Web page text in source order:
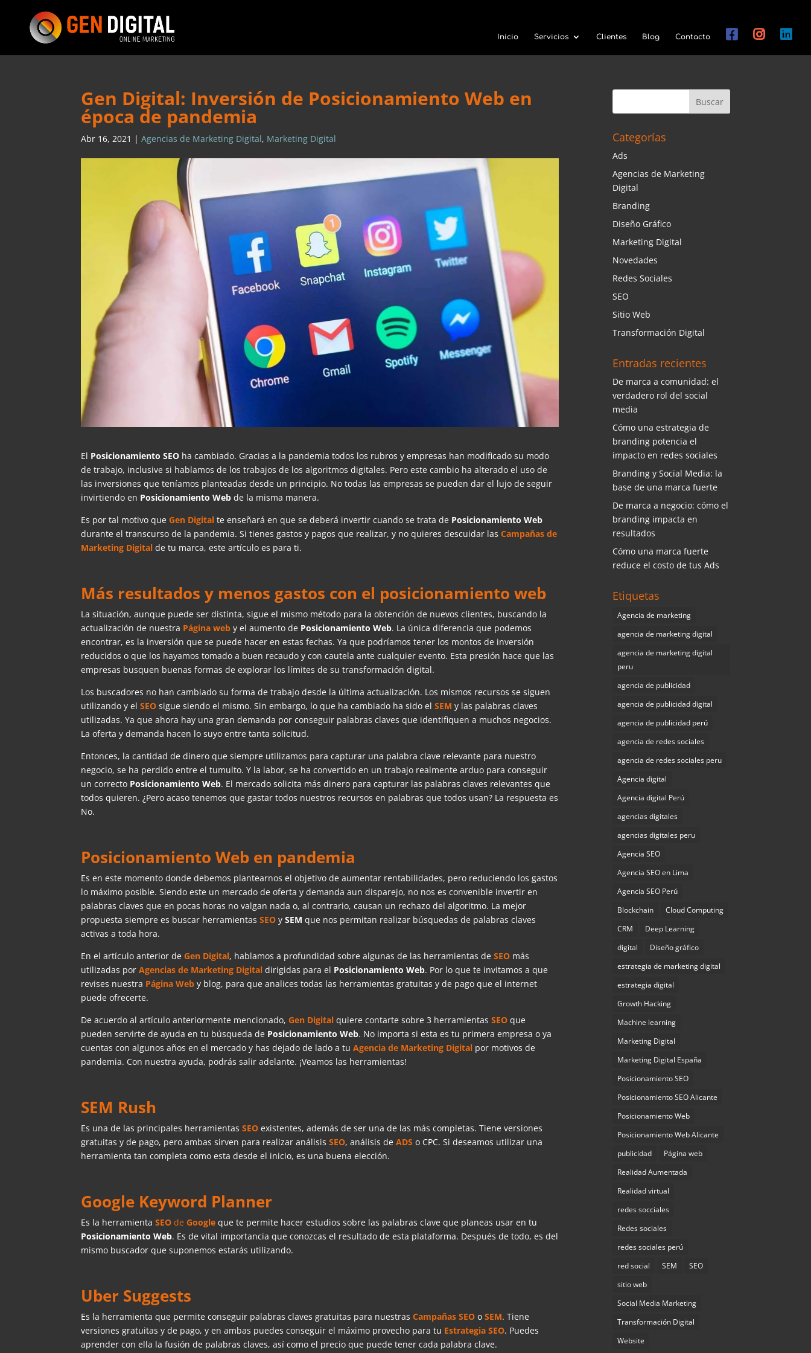
Inicio Servicios Clientes Blog Contacto
Gen Digital: Inversión de Posicionamiento Web en
época de pandemia
Abr 16, 2021 |Agencias de Marketing Digital, Marketing Digital
El Posicionamiento SEO ha cambiado. Gracias a la pandemia todos los rubros y empresas han modificado su modo
de trabajo, inclusive si hablamos de los trabajos de los algoritmos digitales. Pero este cambio ha alterado el uso de
las inversiones que teníamos planteadas desde un principio. No todas las empresas se pueden dar el lujo de seguir
invirtiendo en Posicionamiento Web de la misma manera.
Es por tal motivo queGen Digital te enseñará en que se deberá invertir cuando se trata de Posicionamiento Web
durante el transcurso de la pandemia. Si tienes gastos y pagos que realizar, y no quieres descuidar lasCampañas de
Marketing Digital de tu marca, este artículo es para ti.
Más resultados y menos gastos con el posicionamiento web
La situación, aunque puede ser distinta, sigue el mismo método para la obtención de nuevos clientes, buscando la
actualización de nuestra Página web y el aumento de Posicionamiento Web. La única diferencia que podemos
encontrar, es la inversión que se puede hacer en estas fechas. Ya que podríamos tener los montos de inversión
reducidos o que los hayamos tomado a buen recaudo y con cautela ante cualquier evento. Esta presión hace que las
empresas busquen buenas formas de explorar los límites de su transformación digital.
Los buscadores no han cambiado su forma de trabajo desde la última actualización. Los mismos recursos se siguen
utilizando y elSEO sigue siendo el mismo. Sin embargo, lo que ha cambiado ha sido elSEM y las palabras claves
utilizadas. Ya que ahora hay una gran demanda por conseguir palabras claves que identifiquen a muchos negocios.
La oferta y demanda hacen lo suyo entre tanta solicitud.
Entonces, la cantidad de dinero que siempre utilizamos para capturar una palabra clave relevante para nuestro
negocio, se ha perdido entre el tumulto. Y la labor, se ha convertido en un trabajo realmente arduo para conseguir
un correcto Posicionamiento Web. El mercado solicita más dinero para capturar las palabras claves relevantes que
todos quieren. ¿Pero acaso tenemos que gastar todos nuestros recursos en palabras que todos usan? La respuesta es
No.
Posicionamiento Web en pandemia
Es en este momento donde debemos plantearnos el objetivo de aumentar rentabilidades, pero reduciendo los gastos
lo máximo posible. Siendo este un mercado de oferta y demanda aun disparejo, no nos es convenible invertir en
palabras claves que en pocas horas no valgan nada o, al contrario, causan un rechazo del algoritmo. La mejor
propuesta siempre es buscar herramientasSEO ySEM que nos permitan realizar búsquedas de palabras claves
activas a toda hora.
En el artículo anterior deGen Digital, hablamos a profundidad sobre algunas de las herramientas deSEO más
utilizadas porAgencias de Marketing Digital dirigidas para el Posicionamiento Web. Por lo que te invitamos a que
revises nuestra Página Web y blog, para que analices todas las herramientas gratuitas y de pago que el internet
puede ofrecerte.
De acuerdo al artículo anteriormente mencionado,Gen Digital quiere contarte sobre 3 herramientasSEO que
pueden servirte de ayuda en tu búsqueda de Posicionamiento Web. No importa si esta es tu primera empresa o ya
cuentas con algunos años en el mercado y has dejado de lado a tuAgencia de Marketing Digital por motivos de
pandemia. Con nuestra ayuda, podrás salir adelante. ¡Veamos las herramientas!
SEM Rush
Es una de las principales herramientasSEO existentes, además de ser una de las más completas. Tiene versiones
gratuitas y de pago, pero ambas sirven para realizar análisisSEO, análisis deADS o CPC. Si deseamos utilizar una
herramienta tan completa como esta desde el inicio, es una buena elección.
Google Keyword Planner
Es la herramientaSEO deGoogle que te permite hacer estudios sobre las palabras clave que planeas usar en tu
Posicionamiento Web. Es de vital importancia que conozcas el resultado de esta plataforma. Después de todo, es del
mismo buscador que suponemos estarás utilizando.
Uber Suggests
Es la herramienta que permite conseguir palabras claves gratuitas para nuestrasCampañas SEO oSEM. Tiene
versiones gratuitas y de pago, y en ambas puedes conseguir el máximo provecho para tu Estrategia SEO. Puedes
aprender con ella la fusión de palabras claves, así como el precio que puede tener cada palabra clave.
Categorías
Ads
Agencias de Marketing
Digital
Branding
Diseño Gráfico
Marketing Digital
Novedades
Redes Sociales
SEO
Sitio Web
Transformación Digital
Entradas recientes
De marca a comunidad: el
verdadero rol del social
media
Cómo una estrategia de
branding potencia el
impacto en redes sociales
Branding y Social Media: la
base de una marca fuerte
De marca a negocio: cómo el
branding impacta en
resultados
Cómo una marca fuerte
reduce el costo de tus Ads
Etiquetas
Agencia de marketing
agencia de marketing digital
agencia de marketing digital
peru
agencia de publicidad
agencia de publicidad digital
agencia de publicidad perú
agencia de redes sociales
agencia de redes sociales peru
Agencia digital
Agencia digital Perú
agencias digitales
agencias digitales peru
Agencia SEO
Agencia SEO en Lima
Agencia SEO Perú
Blockchain
Cloud Computing
CRM
Deep Learning
digital
Diseño gráfico
estrategia de marketing digital
estrategia digital
Growth Hacking
Machine learning
Marketing Digital
Marketing Digital España
Posicionamiento SEO
Posicionamiento SEO Alicante
Posicionamiento Web
Posicionamiento Web Alicante
publicidad
Página web
Realidad Aumentada
Realidad virtual
redes socciales
Redes sociales
redes sociales perú
red social
SEM
SEO
sitio web
Social Media Marketing
Transformación Digital
Website